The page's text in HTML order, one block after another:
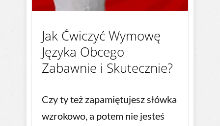
Jak Ćwiczyć Wymowę
Języka Obcego
Zabawnie i Skutecznie?
Czy ty też zapamiętujesz słówka
wzrokowo, a potem nie jesteś